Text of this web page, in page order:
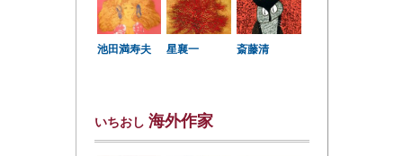
池田満寿夫 星襄一 斎藤清
いちおし 海外作家